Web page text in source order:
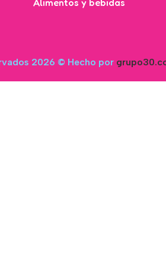
Alimentos y bebidas
2026 © Hecho por